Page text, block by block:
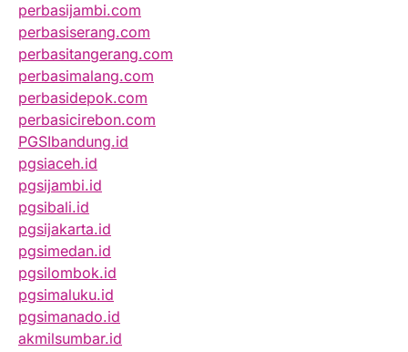
perbasijambi.com
perbasiserang.com
perbasitangerang.com
perbasimalang.com
perbasidepok.com
perbasicirebon.com
PGSIbandung.id
pgsiaceh.id
pgsijambi.id
pgsibali.id
pgsijakarta.id
pgsimedan.id
pgsilombok.id
pgsimaluku.id
pgsimanado.id
akmilsumbar.id